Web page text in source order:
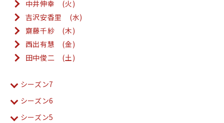
中井伸幸 (火)
吉沢安香里 (水)
齋藤千紗 (木)
西出有慧 (金)
田中俊二 (土)
シーズン7
シーズン6
シーズン5